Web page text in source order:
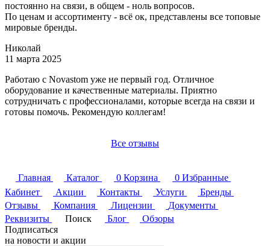
постоянно на связи, в общем - ноль вопросов.
По ценам и ассортименту - всё ок, представлены все топовые
мировые бренды.
​Николай
11 марта 2025
Работаю с Novastom уже не первый год. Отличное
оборудование и качественные материалы. Приятно
сотрудничать с профессионалами, которые всегда на связи и
готовы помочь. Рекомендую коллегам!
Все отзывы
Главная Каталог 0 Корзина 0 Избранные
Кабинет
Акции Контакты Услуги
Бренды
Отзывы
Компания Лицензии
Документы
Реквизиты
Поиск Блог
Обзоры
Подписаться
на новости и акции